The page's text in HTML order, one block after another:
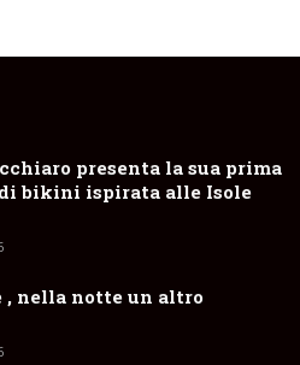
presenta la sua prima
bikini ispirata alle Isole
, nella notte un altro